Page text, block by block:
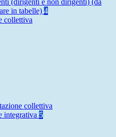
(dirigenti e non dirigenti) (da
in tabelle) 4
collettiva
collettiva
integrativa 5